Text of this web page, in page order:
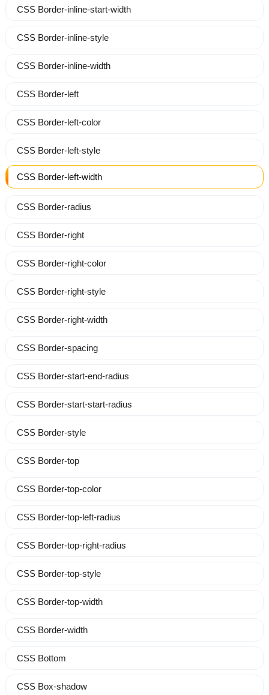
CSS Border-inline-start-width
CSS Border-inline-style
CSS Border-inline-width
CSS Border-left
CSS Border-left-color
CSS Border-left-style
CSS Border-left-width
CSS Border-radius
CSS Border-right
CSS Border-right-color
CSS Border-right-style
CSS Border-right-width
CSS Border-spacing
CSS Border-start-end-radius
CSS Border-start-start-radius
CSS Border-style
CSS Border-top
CSS Border-top-color
CSS Border-top-left-radius
CSS Border-top-right-radius
CSS Border-top-style
CSS Border-top-width
CSS Border-width
CSS Bottom
CSS Box-shadow